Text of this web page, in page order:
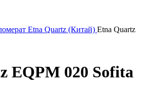
Etna Quartz (Китай) Etna Quartz
EQPM 020 Sofita